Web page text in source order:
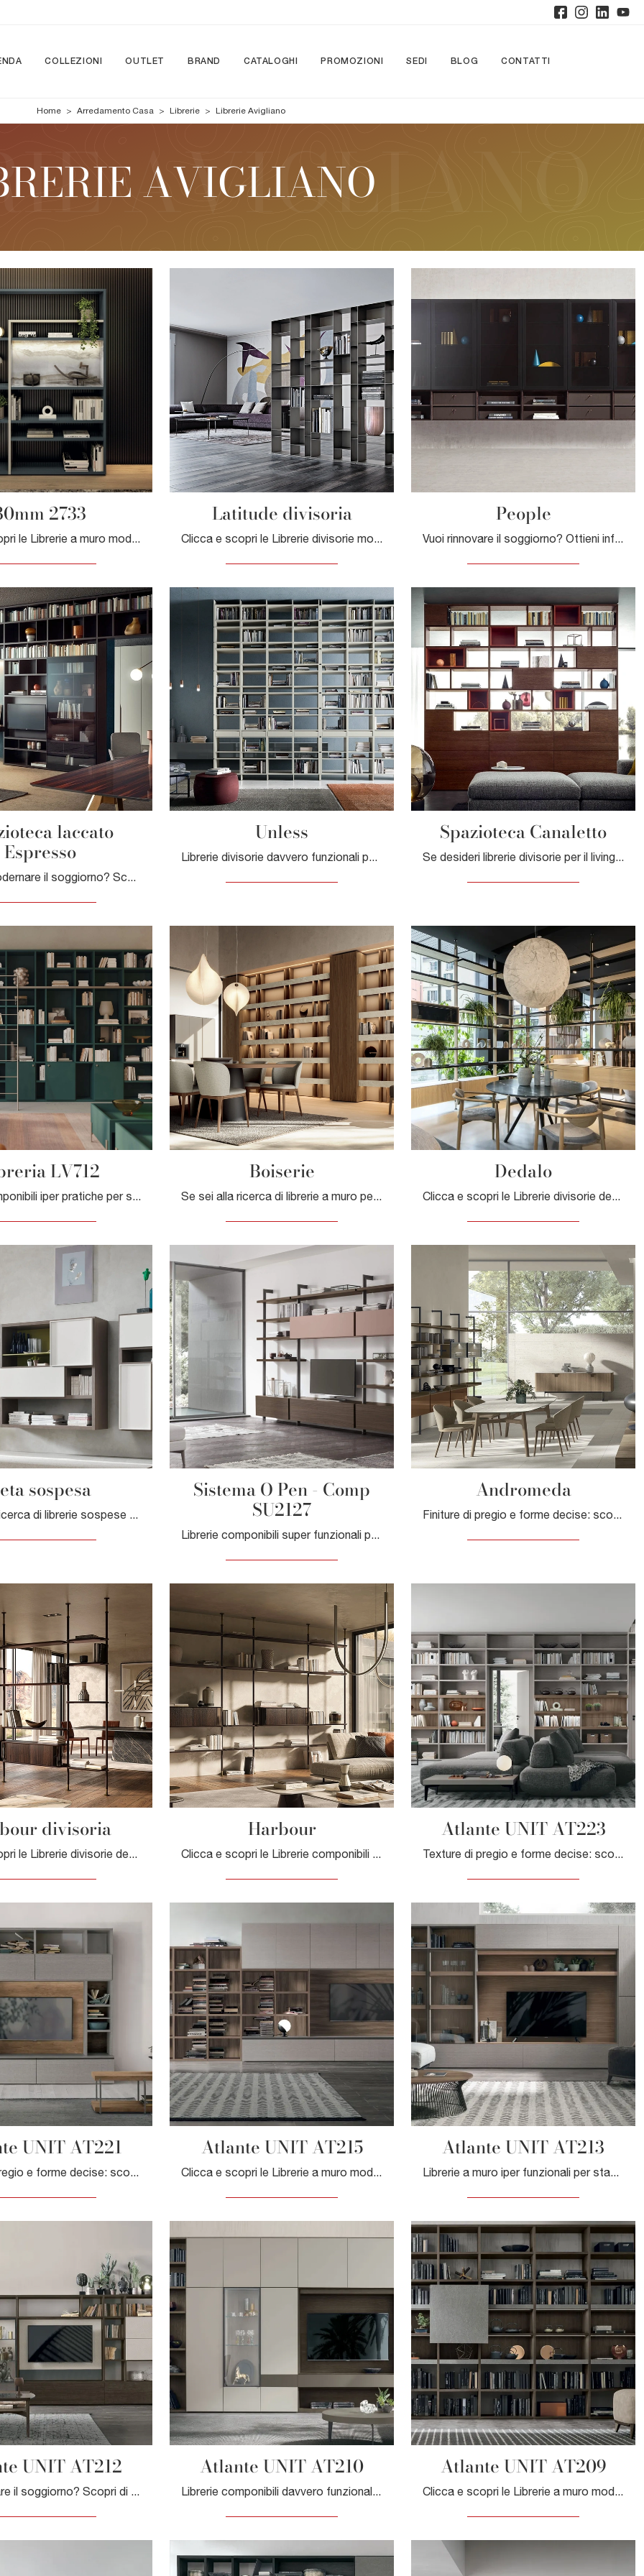
COLLEZIONI OUTLET BRAND CATALOGHI PROMOZIONI SEDI BLOG CONTATTI
Home > Arredamento Casa > Librerie > Librerie Avigliano
AVIGLIANO
2733
Clicca e scopri le Librerie a muro moderne! Il modello 30mm 2733 Lago saprà completare un living dinamico e operativo.
Latitude divisoria
Clicca e scopri le Librerie divisorie moderne! Il modello Latitude divisoria Cattelan Italia saprà completare un living operativo e pratico.
People
Vuoi rinnovare il soggiorno? Ottieni informazioni sulle librerie moderne sospese e arreda i tuoi locali con il modello People.
laccato
Espresso
Vuoi riammodernare il soggiorno? Scopri di più sulle librerie moderne a muro e arreda i tuoi locali con il modello Spazioteca laccato Espresso.
Unless
Librerie divisorie davvero funzionali per stanze moderne: scopri di più sul modello Unless della marca Pianca!
Spazioteca Canaletto
Se desideri librerie divisorie per il living, clicca e scopri le nostre soluzioni moderne: il modello Spazioteca Canaletto Pianca ti sta aspettando!
LV712
Librerie componibili iper pratiche per stanze moderne: scopri di più sul modello Libreria LV712 del marchio Giessegi!
Boiserie
Se sei alla ricerca di librerie a muro per il living, clicca e scopri le nostre soluzioni design: il modello Boiserie Dall'Agnese ti aspetta!
Dedalo
Clicca e scopri le Librerie divisorie design! Il modello Dedalo Novamobili saprà completare un soggiorno pratico e operativo.
sospesa
Se sei alla ricerca di librerie sospese per il living, clicca e scopri le nostre soluzioni moderne: il modello Seta sospesa Maronese ti aspetta!
Sistema O Pen - Comp
SU2127
Librerie componibili super funzionali per stanze moderne: ottieni informazioni sul modello Sistema O Pen - Comp SU2127 dell'azienda Maronese!
Andromeda
Finiture di pregio e forme decise: scopri la libreria Andromeda di Tomasella tra le più belle Librerie moderne a muro.
divisoria
Clicca e scopri le Librerie divisorie design! Il modello Harbour divisoria Cattelan Italia saprà completare un living pratico e operativo.
Harbour
Clicca e scopri le Librerie componibili design! Il modello Harbour Cattelan Italia saprà completare un soggiorno dinamico e operativo.
Atlante UNIT AT223
Texture di pregio e forme decise: scopri la libreria Atlante UNIT AT223 di Tomasella tra le più originali Librerie moderne componibili.
UNIT AT221
Finiture di pregio e forme decise: scopri la libreria Atlante UNIT AT221 di Tomasella tra le più belle Librerie moderne a muro.
Atlante UNIT AT215
Clicca e scopri le Librerie a muro moderne! Il modello Atlante UNIT AT215 Tomasella saprà ultimare un soggiorno pratico e dinamico.
Atlante UNIT AT213
Librerie a muro iper funzionali per stanze moderne: ottieni informazioni sul modello Atlante UNIT AT213 del brand Tomasella!
UNIT AT212
Vuoi rinnovare il soggiorno? Scopri di più sulle librerie moderne a muro e arreda i tuoi interni con il modello Atlante UNIT AT212.
Atlante UNIT AT210
Librerie componibili davvero funzionali per stanze moderne: ottieni informazioni sul modello Atlante UNIT AT210 della firma Tomasella!
Atlante UNIT AT209
Clicca e scopri le Librerie a muro moderne! Il modello Atlante UNIT AT209 Tomasella saprà completare un soggiorno operativo e pratico.